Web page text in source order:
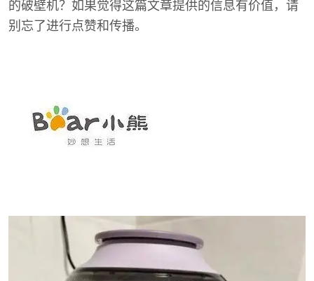
的破壁机？如果觉得这篇文章提供的信息有价值，请
别忘了进行点赞和传播。